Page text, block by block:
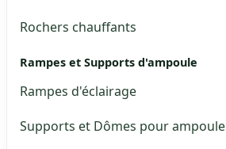
Rochers chauffants
Rampes et Supports d'ampoule
Rampes d'éclairage
Supports et Dômes pour ampoule